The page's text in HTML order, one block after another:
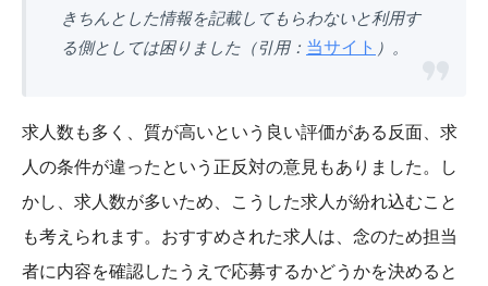
きちんとした情報を記載してもらわないと利用す
る側としては困りました（引用： 当サイト ）。
求人数も多く、質が高いという良い評価がある反面、求
人の条件が違ったという正反対の意見もありました。し
かし、求人数が多いため、こうした求人が紛れ込むこと
も考えられます。おすすめされた求人は、念のため担当
者に内容を確認したうえで応募するかどうかを決めると